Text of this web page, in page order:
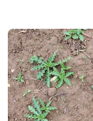
Comment lutter
dans les céréales ?
Pour bien gérer cette
tenace, il faut avant tout
06 AOÛT 2026